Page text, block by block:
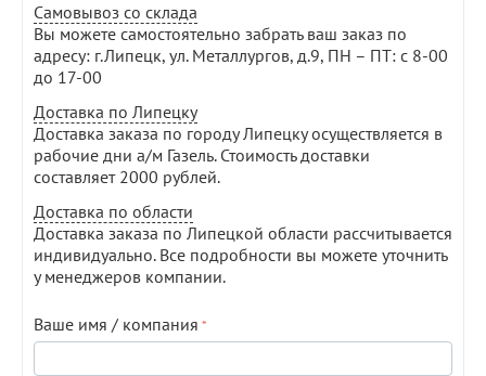
Самовывоз со склада
Вы можете самостоятельно забрать ваш заказ по
адресу: г.Липецк, ул. Металлургов, д.9, ПН – ПТ: с 8-00
до 17-00
Доставка по Липецку
Доставка заказа по городу Липецку осуществляется в
рабочие дни а/м Газель. Стоимость доставки
составляет 2000 рублей.
Доставка по области
Доставка заказа по Липецкой области рассчитывается
индивидуально. Все подробности вы можете уточнить
у менеджеров компании.
Ваше имя / компания